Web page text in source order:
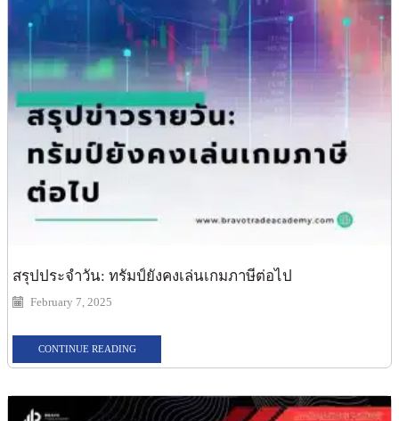
สรุปประจำวัน: ทรัมป์ยังคงเล่นเกมภาษีต่อไป
February 7, 2025
CONTINUE READING